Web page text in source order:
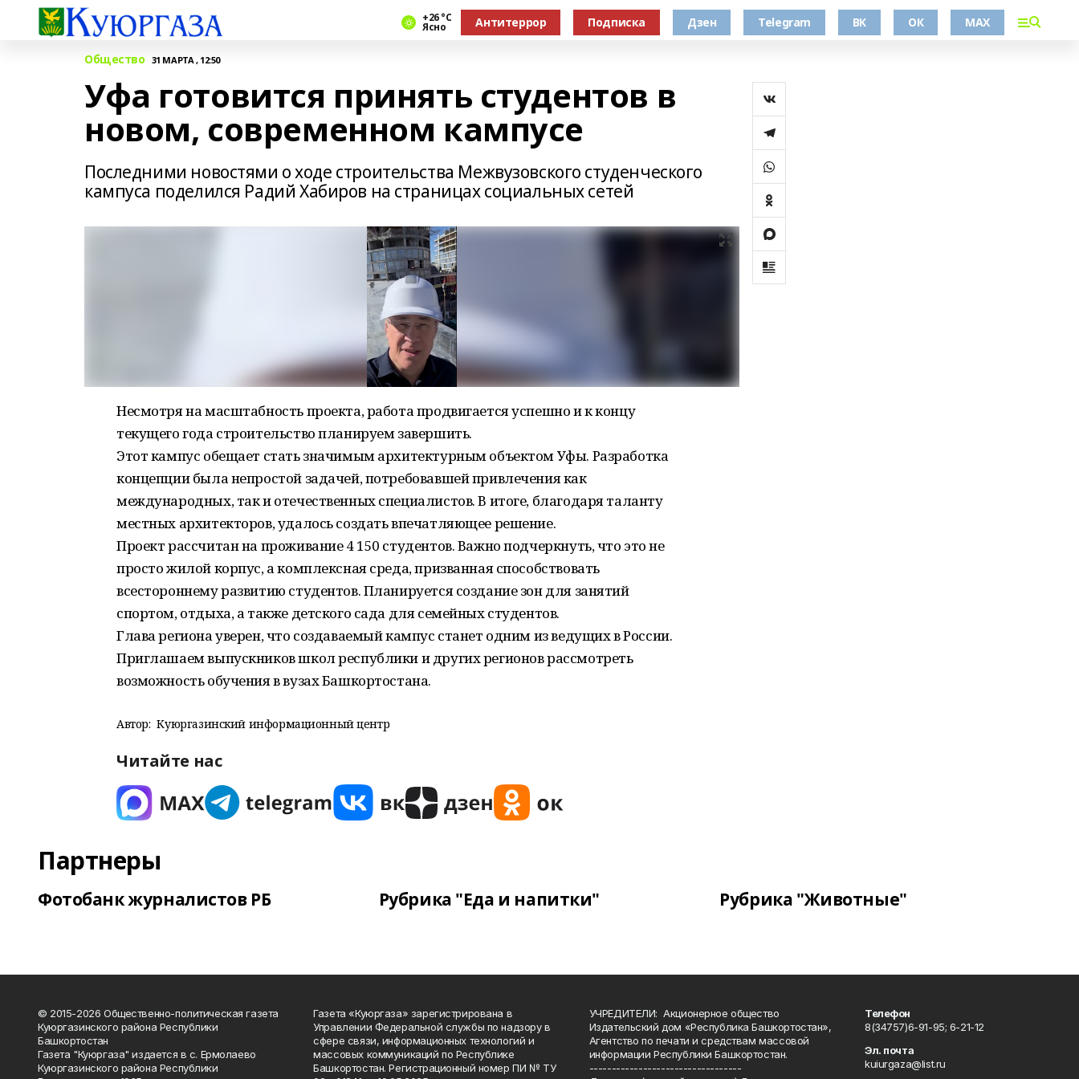
+26 °С
Ясно Антитеррор Подписка Дзен Telegram ВК ОК MAX
Общество 31 МАРТА , 12:50
Уфа готовится принять студентов в
новом, современном кампусе
Последними новостями о ходе строительства Межвузовского студенческого
кампуса поделился Радий Хабиров на страницах социальных сетей
Несмотря на масштабность проекта, работа продвигается успешно и к концу
текущего года строительство планируем завершить.
Этот кампус обещает стать значимым архитектурным объектом Уфы. Разработка
концепции была непростой задачей, потребовавшей привлечения как
международных, так и отечественных специалистов. В итоге, благодаря таланту
местных архитекторов, удалось создать впечатляющее решение.
Проект рассчитан на проживание 4 150 студентов. Важно подчеркнуть, что это не
просто жилой корпус, а комплексная среда, призванная способствовать
всестороннему развитию студентов. Планируется создание зон для занятий
спортом, отдыха, а также детского сада для семейных студентов.
Глава региона уверен, что создаваемый кампус станет одним из ведущих в России.
Приглашаем выпускников школ республики и других регионов рассмотреть
возможность обучения в вузах Башкортостана.
Автор: Куюргазинский информационный центр
Читайте нас
Партнеры
Фотобанк журналистов РБ Рубрика "Еда и напитки" Рубрика "Животные"
© 2015-2026 Общественно-политическая газета
Куюргазинского района Республики
Башкортостан
Газета "Куюргаза" издается в с. Ермолаево
Куюргазинского района Республики
Газета «Куюргаза» зарегистрирована в
Управлении Федеральной службы по надзору в
сфере связи, информационных технологий и
массовых коммуникаций по Республике
Башкортостан. Регистрационный номер ПИ № ТУ
УЧРЕДИТЕЛИ: Акционерное общество
Издательский дом «Республика Башкортостан»,
Агентство по печати и средствам массовой
информации Республики Башкортостан.
----------------------------------
Телефон
8(34757)6-91-95; 6-21-12
Эл. почта
kuiurgaza@list.ru